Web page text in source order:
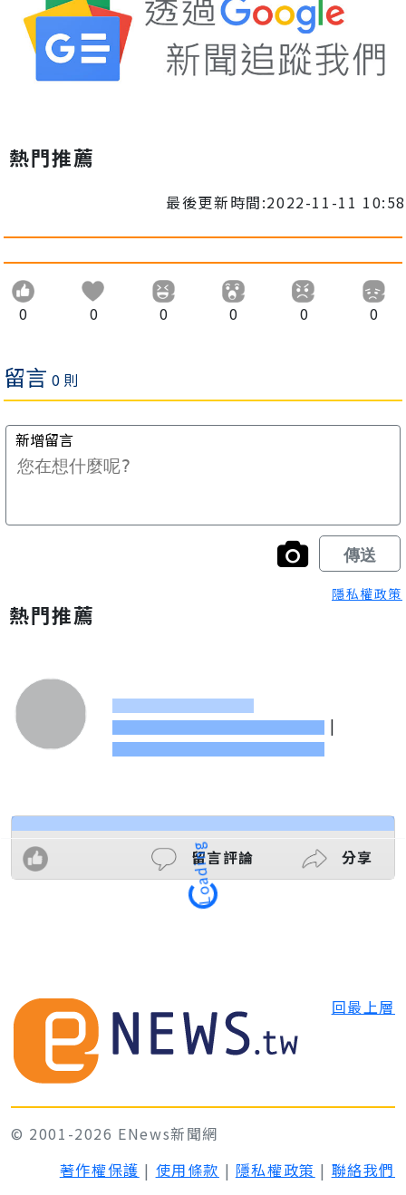
熱門推薦
最後更新時間:2022-11-11 10:58
0 0 0 0 0 0
隱私權政策
熱門推薦
|
留言評論 分享
Loading
回最上層
© 2001-2026 ENews新聞網
著作權保護 | 使用條款 | 隱私權政策 | 聯絡我們